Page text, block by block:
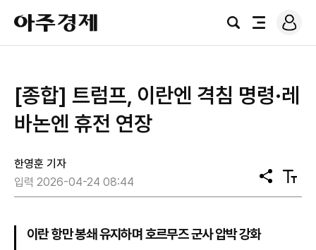
아
주
경
검
전
로
그
[종합] 트럼프, 이란엔 격침 명령·레
바논엔 휴전 연장
한영훈 기자
입력 2026-04-24 08:44
공
유
텍
스
이란 항만 봉쇄 유지하며 호르무즈 군사 압박 강화